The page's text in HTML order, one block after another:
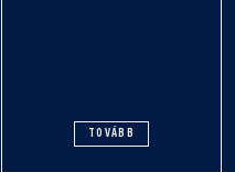
TOVÁBB